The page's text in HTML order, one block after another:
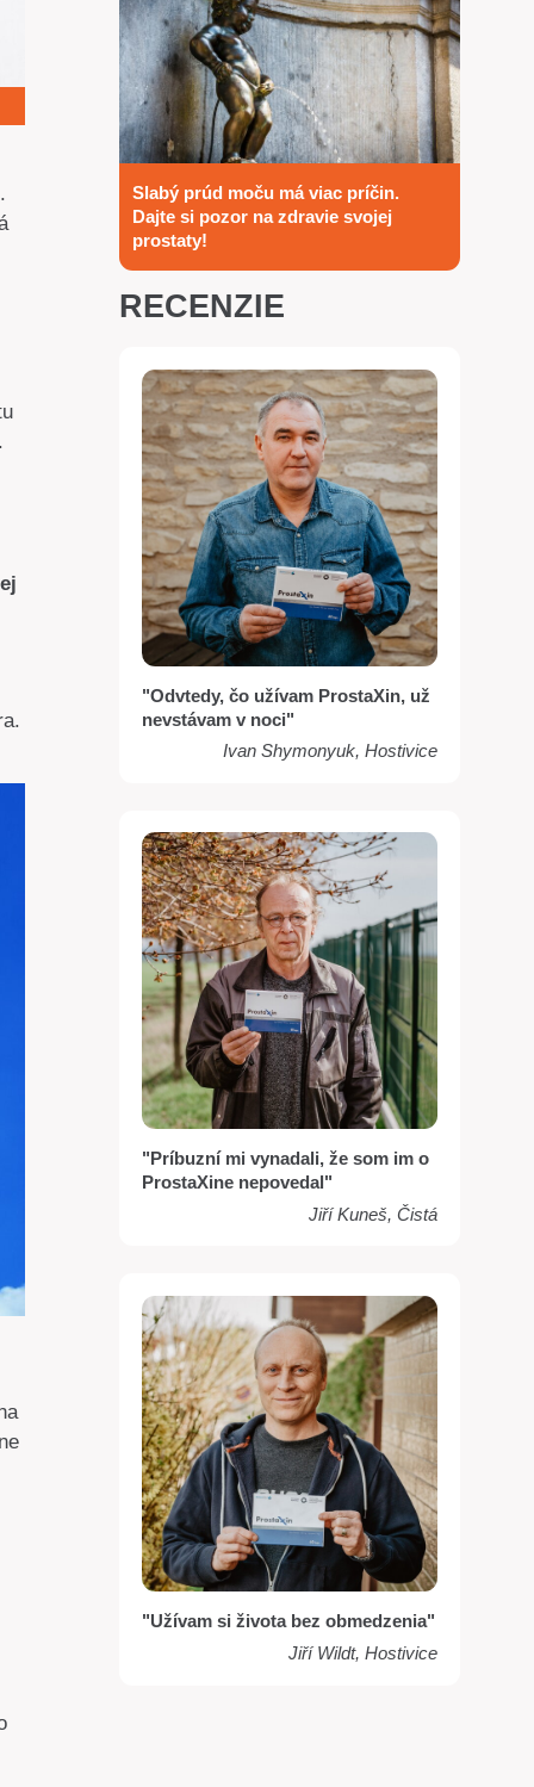
Slabý prúd moču má viac príčin.
Dajte si pozor na zdravie svojej
prostaty!
RECENZIE
"Odvtedy, čo užívam ProstaXin, už
nevstávam v noci"
Ivan Shymonyuk, Hostivice
"Príbuzní mi vynadali, že som im o
ProstaXine nepovedal"
Jiří Kuneš, Čistá
"Užívam si života bez obmedzenia"
Jiří Wildt, Hostivice